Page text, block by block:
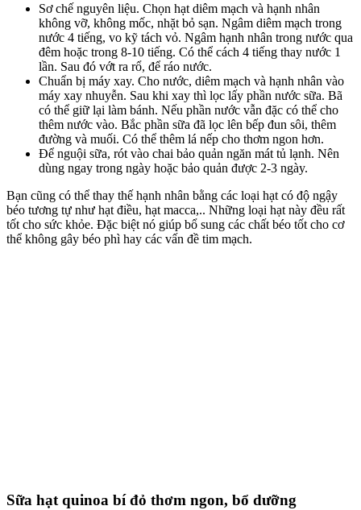
Sơ chế nguyên liệu. Chọn hạt diêm mạch và hạnh nhân
không vỡ, không mốc, nhặt bỏ sạn. Ngâm diêm mạch trong
nước 4 tiếng, vo kỹ tách vỏ. Ngâm hạnh nhân trong nước qua
đêm hoặc trong 8-10 tiếng. Có thể cách 4 tiếng thay nước 1
lần. Sau đó vớt ra rổ, để ráo nước.
Chuẩn bị máy xay. Cho nước, diêm mạch và hạnh nhân vào
máy xay nhuyễn. Sau khi xay thì lọc lấy phần nước sữa. Bã
có thể giữ lại làm bánh. Nếu phần nước vẫn đặc có thể cho
thêm nước vào. Bắc phần sữa đã lọc lên bếp đun sôi, thêm
đường và muối. Có thể thêm lá nếp cho thơm ngon hơn.
Để nguội sữa, rót vào chai bảo quản ngăn mát tủ lạnh. Nên
dùng ngay trong ngày hoặc bảo quản được 2-3 ngày.
Bạn cũng có thể thay thế hạnh nhân bằng các loại hạt có độ ngậy
béo tương tự như hạt điều, hạt macca,.. Những loại hạt này đều rất
tốt cho sức khỏe. Đặc biệt nó giúp bổ sung các chất béo tốt cho cơ
thể không gây béo phì hay các vấn đề tim mạch.
Sữa hạt quinoa bí đỏ thơm ngon, bổ dưỡng